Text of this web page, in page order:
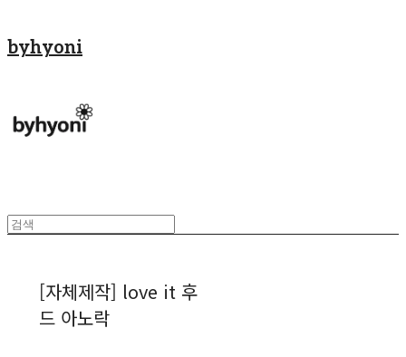
byhyoni
[자체제작] love it 후
드 아노락